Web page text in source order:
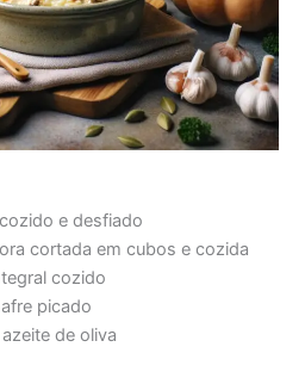
e desfiado
cortada em cubos e cozida
cozido
picado
de oliva